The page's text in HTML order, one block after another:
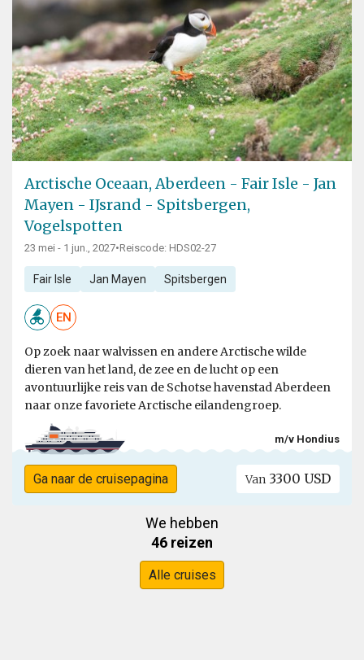
Arctische Oceaan, Aberdeen - Fair Isle - Jan
Mayen - IJsrand - Spitsbergen,
Vogelspotten
23 mei - 1 jun., 2027•Reiscode: HDS02-27
Fair Isle Jan Mayen Spitsbergen
EN
Op zoek naar walvissen en andere Arctische wilde
dieren van het land, de zee en de lucht op een
avontuurlijke reis van de Schotse havenstad Aberdeen
naar onze favoriete Arctische eilandengroep.
m/v Hondius
Ga naar de cruisepagina Van 3300 USD
We hebben
46 reizen
Alle cruises